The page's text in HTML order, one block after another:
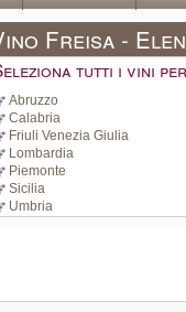
Freisa -
tutti i vini
Abruzzo
Calabria
Friuli Venezia Giulia
Lombardia
Piemonte
Sicilia
Umbria